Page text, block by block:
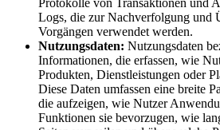
Logs, die zur Nachverfolgung und
Vorgängen verwendet werden.
Nutzungsdaten: Nutzungsdaten
Informationen, die erfassen, wie
Produkten, Dienstleistungen oder
Diese Daten umfassen eine breite
die aufzeigen, wie Nutzer
Funktionen sie bevorzugen, wie